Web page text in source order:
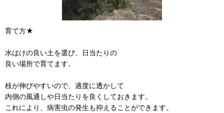
育て方★
水はけの良い土を選び、日当たりの
良い場所で育てます。
枝が伸びやすいので、適度に透かして
内側の風通しや日当たりを良くしておきます。
これにより、病害虫の発生も抑えることができます。